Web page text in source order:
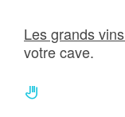
Les grands vins
votre cave.